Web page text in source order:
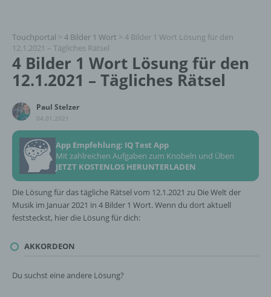
Touchportal > 4 Bilder 1 Wort > 4 Bilder 1 Wort Lösung für den
12.1.2021 – Tägliches Rätsel
4 Bilder 1 Wort Lösung für den
12.1.2021 – Tägliches Rätsel
Paul Stelzer
04.01.2021
App Empfehlung: IQ Test App
Mit zahlreichen Aufgaben zum Knobeln und Üben
JETZT KOSTENLOS HERUNTERLADEN
Die Lösung für das tägliche Rätsel vom 12.1.2021 zu Die Welt der
Musik im Januar 2021 in 4 Bilder 1 Wort. Wenn du dort aktuell
feststeckst, hier die Lösung für dich:
AKKORDEON
Du suchst eine andere Lösung?